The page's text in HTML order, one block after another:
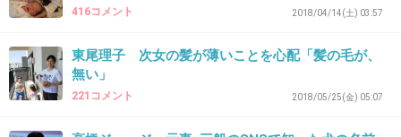
37. 匿名2018/08/11(土) 15:55:21
いろんな名前あってもいーとおもう。名前で判断する大人ってやだわ
-20
416コメント 2018/04/14(土) 03:57
東尾理子 次女の髪が薄いことを心配「髪の毛が、
無い」
221コメント 2018/05/25(金) 05:07